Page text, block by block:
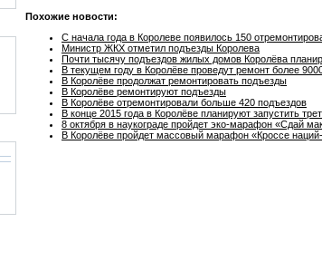
Похожие новости:
С начала года в Королеве появилось 150
Министр ЖКХ отметил подъезды Королева
Почти тысячу подъездов жилых домов Королёва
В текущем году в Королёве проведут ремонт более
В Королёве продолжат ремонтировать подъезды
В Королёве ремонтируют подъезды
В Королёве отремонтировали больше 420 подъездов
В конце 2015 года в Королёве планируют запустить
8 октября в наукограде пройдет эко-марафон «Сдай
В Королёве пройдет массовый марафон «Кроссе